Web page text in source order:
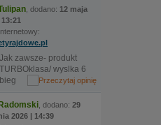
, dodano: 12 maja
Jak zawsze- produkt
TURBOklasa/ wyslka 6
bieg
Radomski , dodano: 29
2026 | 14:39